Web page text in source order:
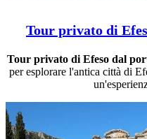
Tour privato di
Tour privato di Efeso dal
per esplorare l'antica città di